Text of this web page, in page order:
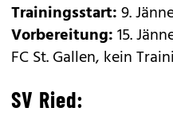
Trainingsstart:9.
Vorbereitung:15.
FC St. Gallen, kein
SV Ried: